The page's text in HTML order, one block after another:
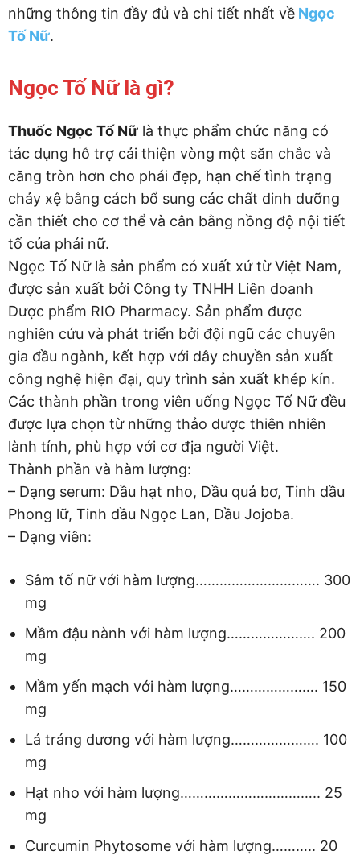
những thông tin đầy đủ và chi tiết nhất về Ngọc
Tố Nữ.
Ngọc Tố Nữ là gì?
Thuốc Ngọc Tố Nữ là thực phẩm chức năng có
tác dụng hỗ trợ cải thiện vòng một săn chắc và
căng tròn hơn cho phái đẹp, hạn chế tình trạng
chảy xệ bằng cách bổ sung các chất dinh dưỡng
cần thiết cho cơ thể và cân bằng nồng độ nội tiết
tố của phái nữ.
Ngọc Tố Nữ là sản phẩm có xuất xứ từ Việt Nam,
được sản xuất bởi Công ty TNHH Liên doanh
Dược phẩm RIO Pharmacy. Sản phẩm được
nghiên cứu và phát triển bởi đội ngũ các chuyên
gia đầu ngành, kết hợp với dây chuyền sản xuất
công nghệ hiện đại, quy trình sản xuất khép kín.
Các thành phần trong viên uống Ngọc Tố Nữ đều
được lựa chọn từ những thảo dược thiên nhiên
lành tính, phù hợp với cơ địa người Việt.
Thành phần và hàm lượng:
– Dạng serum: Dầu hạt nho, Dầu quả bơ, Tinh dầu
Phong lữ, Tinh dầu Ngọc Lan, Dầu Jojoba.
– Dạng viên:
Sâm tố nữ với hàm lượng…………………………. 300
mg
Mầm đậu nành với hàm lượng…………………. 200
mg
Mầm yến mạch với hàm lượng…………………. 150
mg
Lá tráng dương với hàm lượng…………………. 100
mg
Hạt nho với hàm lượng…………………………….. 25
mg
Curcumin Phytosome với hàm lượng……….. 20